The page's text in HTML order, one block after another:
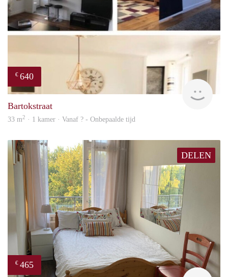
€ 640
Bartokstraat
33 m2 · 1 kamer · Vanaf ? - Onbepaalde tijd
DELEN
€ 465
T